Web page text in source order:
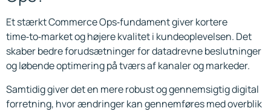
Et stærkt Commerce Ops‑fundament giver kortere
time‑to‑market og højere kvalitet i kundeoplevelsen. Det
skaber bedre forudsætninger for datadrevne beslutninger
og løbende optimering på tværs af kanaler og markeder.
Samtidig giver det en mere robust og gennemsigtig digital
forretning, hvor ændringer kan gennemføres med overblik